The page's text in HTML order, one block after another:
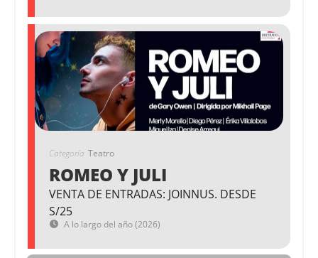
Categoría Teatro
ROMEO Y JULI
VENTA DE ENTRADAS: JOINNUS. DESDE
S/25
A lo largo del año (2026)